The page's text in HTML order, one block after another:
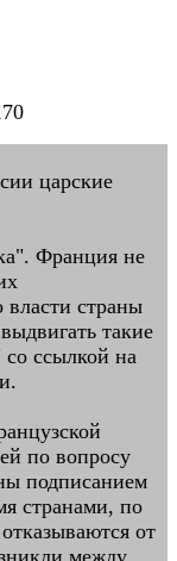
царские
Франция не
страны
такие
ссылкой на
по вопросу
подписанием
странами, по
от
между